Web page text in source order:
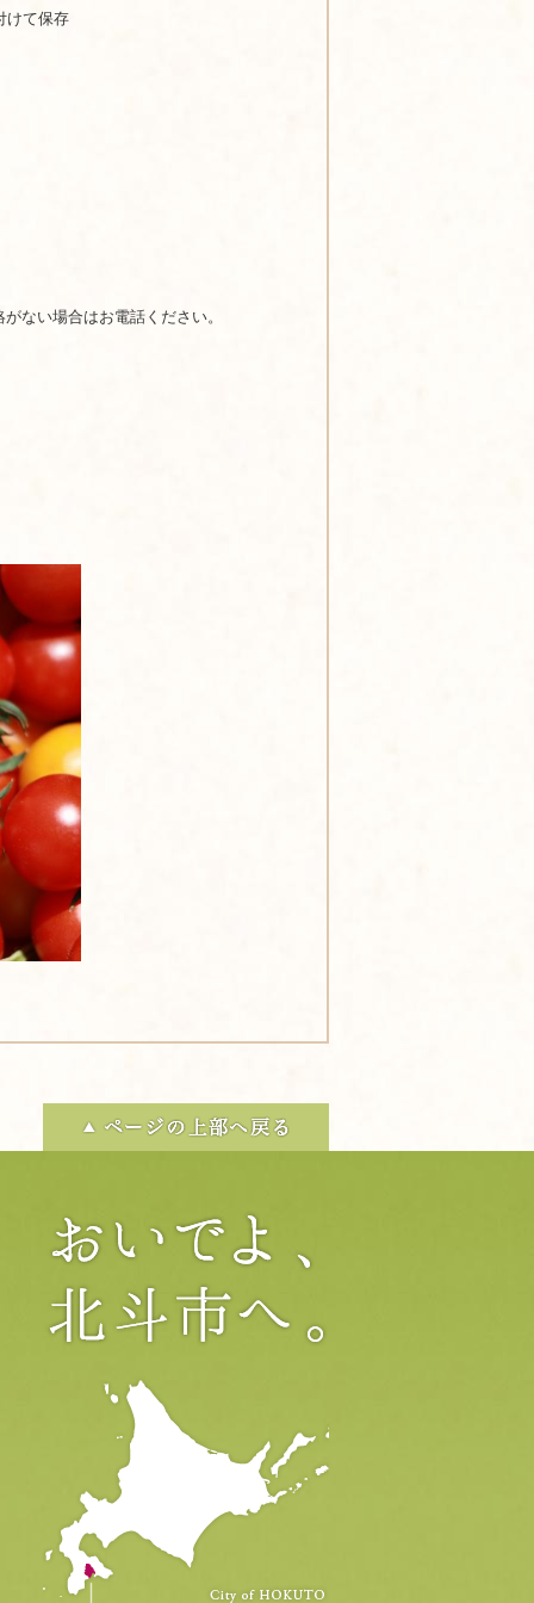
て保存
ない場合はお電話ください。